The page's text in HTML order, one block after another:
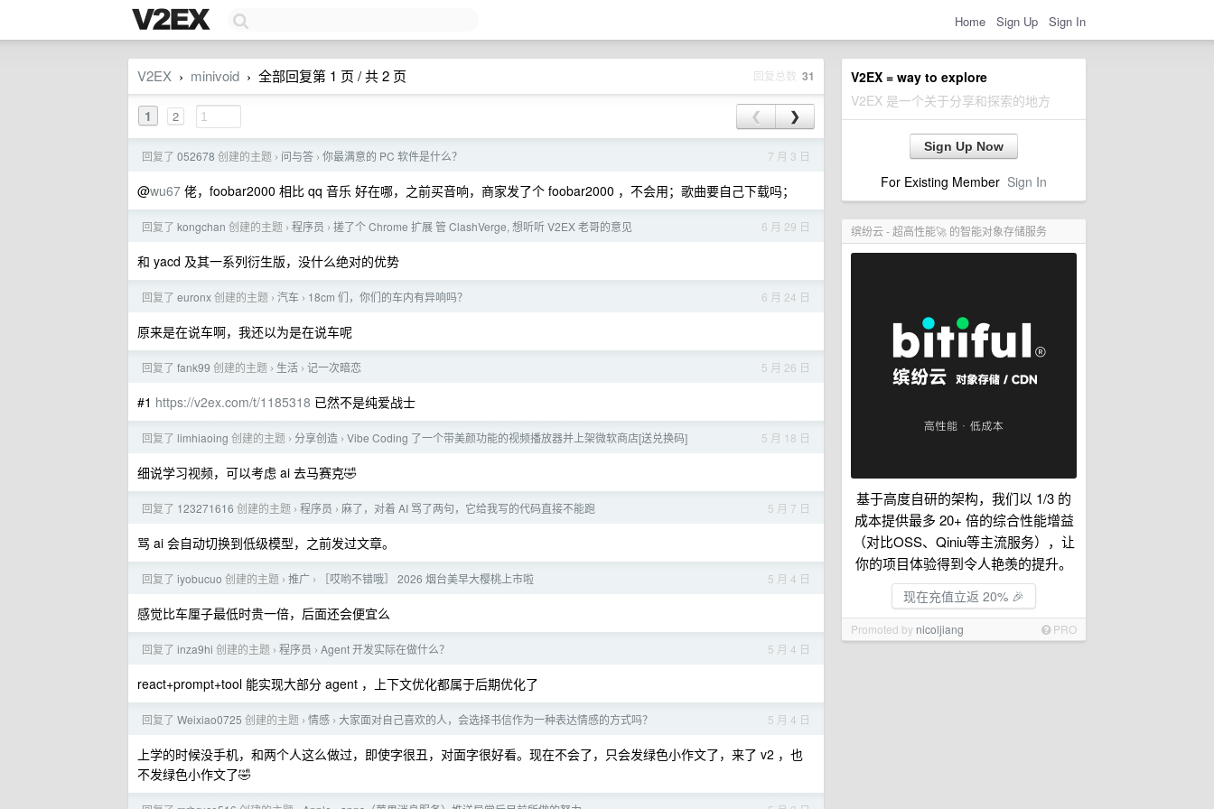
Home Sign Up Sign In
V2EX = way to explore
V2EX 是一个关于分享和探索的地方
Sign Up Now
For Existing Member Sign In
缤纷云 - 超高性能🚀 的智能对象存储服务
基于高度自研的架构，我们以 1/3 的
成本提供最多 20+ 倍的综合性能增益
（对比OSS、Qiniu等主流服务），让
你的项目体验得到令人艳羡的提升。
现在充值立返 20% 🎉
Promoted by nicoljiang PRO
V2EX › minivoid › 全部回复第 1 页 / 共 2 页 回复总数 31
1 2 ❮ ❯
7 月 3 日
回复了 052678 创建的主题 › 问与答 › 你最满意的 PC 软件是什么？
@wu67 佬，foobar2000 相比 qq 音乐 好在哪，之前买音响，商家发了个 foobar2000 ，不会用；歌曲要自己下载吗；
6 月 29 日
回复了 kongchan 创建的主题 › 程序员 › 搓了个 Chrome 扩展 管 ClashVerge, 想听听 V2EX 老哥的意见
和 yacd 及其一系列衍生版，没什么绝对的优势
6 月 24 日
回复了 euronx创建的主题 › 汽车 › 18cm 们，你们的车内有异响吗？
原来是在说车啊，我还以为是在说车呢
5 月 26 日
回复了 fank99 创建的主题 › 生活 › 记一次暗恋
#1 https://v2ex.com/t/1185318 已然不是纯爱战士
5 月 18 日
回复了 limhiaoing 创建的主题 › 分享创造 › Vibe Coding 了一个带美颜功能的视频播放器并上架微软商店[送兑换码]
细说学习视频，可以考虑 ai 去马赛克🤣
5 月 7 日
回复了 123271616 创建的主题 › 程序员 › 麻了，对着 AI 骂了两句，它给我写的代码直接不能跑
骂 ai 会自动切换到低级模型，之前发过文章。
5 月 4 日
回复了 iyobucuo 创建的主题 › 推广 › ［哎哟不错哦］ 2026 烟台美早大樱桃上市啦
感觉比车厘子最低时贵一倍，后面还会便宜么
5 月 4 日
回复了 inza9hi 创建的主题 › 程序员 › Agent 开发实际在做什么？
react+prompt+tool 能实现大部分 agent ，上下文优化都属于后期优化了
5 月 4 日
回复了 Weixiao0725 创建的主题 › 情感 › 大家面对自己喜欢的人，会选择书信作为一种表达情感的方式吗？
上学的时候没手机，和两个人这么做过，即使字很丑，对面字很好看。现在不会了，只会发绿色小作文了，来了 v2 ，也
不发绿色小作文了🤣